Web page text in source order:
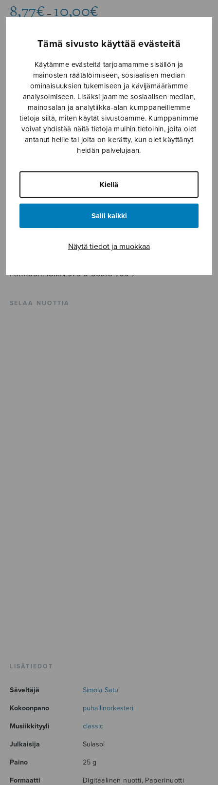
Tämä sivusto käyttää evästeitä
Käytämme evästeitä tarjoamamme sisällön ja
mainosten räätälöimiseen, sosiaalisen median
ominaisuuksien tukemiseen ja kävijämäärämme
analysoimiseen. Lisäksi jaamme sosiaalisen median,
mainosalan ja analytiikka-alan kumppaneillemme
tietoja siitä, miten käytät sivustoamme. Kumppanimme
voivat yhdistää näitä tietoja muihin tietoihin, joita olet
antanut heille tai joita on kerätty, kun olet käyttänyt
heidän palvelujaan.
Kiellä
Salli kaikki
Näytä tiedot ja muokkaa
8,77€ – 10,00€8,77€
10,00€
Gregorianum,
partituuri
määrä
LISÄÄ
OSTOSKORIIN
S2709
Sävellysvuosi 2015/2019.
Soittimet: fl*ob*2 cl*asax*tsax*barsax*fg*2 tr*2 cor*2
trb*bar*euph*tb*perc
Stemmapaketti saatavana erikseen.
Partituuri: ISMN 979-0-55013-709-7
SELAA NUOTTIA
LISÄTIEDOT
Säveltäjä Simola Satu
Kokoonpano puhallinorkesteri
Musiikkityyli classic
Julkaisija Sulasol
Paino 25 g
Formaatti Digitaalinen nuotti, Paperinuotti